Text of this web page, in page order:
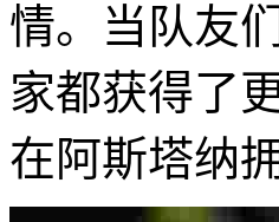
情。当队友
家都获得了
在阿斯塔纳